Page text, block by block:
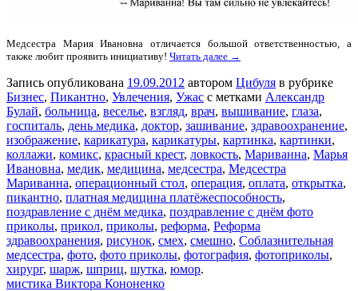
Медсестра Мария Ивановна отличается большой ответственностью, а
также любит проявить инициативу! Читать далее →
Запись опубликована 19.09.2012 автором Цибуля в рубрике
Бизнес, Пикантно, Увлечения, Ужас с метками Александр
Булай, больница, веселье, взгляд, врач, вышивание, глаза,
госпиталь, день медика, доктор, зашивание, здравоохранение,
изображение, карикатура, карикатуры, картинка, картинки,
коллажи, комикс, красный крест, ловкость, Мариванна, Марья
Ивановна, медик, медицина, медсестра, Медсестра
Мариванна, операционный стол, операция, оплата, открытка,
пикантно, платная медицина платёжеспособность,
поздравление с днём медика, поздравление с днём фото
приколы, прикол, приколы, реформа, Реформа
здравоохранения, рисунок, смех, смешно, Соблазнительная
медсестра, фото, фото приколы, фотография, фотоприколы,
хирург, шарж, шприц, шутка, юмор.
мистика Виктора Кононенко